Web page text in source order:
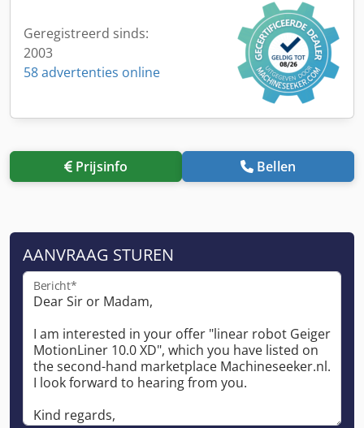
Geregistreerd sinds:
2003
58 advertenties online
Prijsinfo Bellen
AANVRAAG STUREN
Bericht*